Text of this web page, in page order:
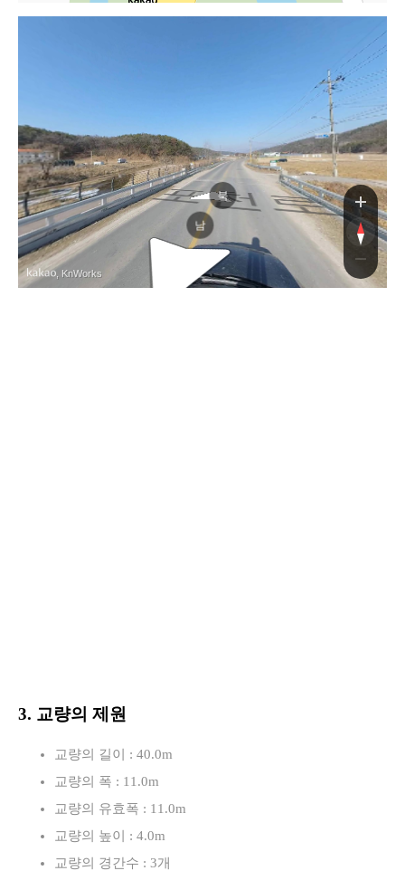
포천로
포천로
북
남
, KnWorks
3. 교량의 제원
교량의 길이 : 40.0m
교량의 폭 : 11.0m
교량의 유효폭 : 11.0m
교량의 높이 : 4.0m
교량의 경간수 : 3개